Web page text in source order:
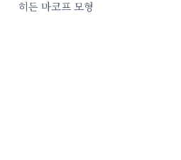
히든 마코프 모형